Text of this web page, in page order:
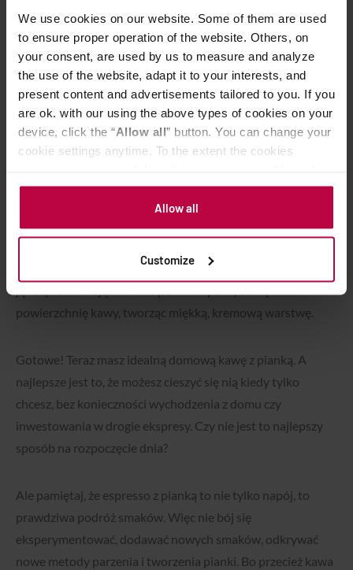
We use cookies on our website. Some of them are used
to ensure proper operation of the website. Others, on
your consent, are used by us to measure and analyze
the use of the website, adapt it to your interests, and
present content and advertisements tailored to you. If you
are ok. with our using the above types of cookies on your
device, click the “Allow all” button. You can change your
cookie settings anytime. To the extent the cookies
the controller’s (namely, ALL GOOD S.A., ul.
Mazowiecka 24I/U9, 78-100 Kołobrzeg) or third parties’
legitimate interests which are to ensure a high quality of
activities of the controller and authorized entities. More
information about cookies and the personal data
processing, including your rights, can be found in the
Privacy Policy.
Allow all
Customize
połączyć espresso z pianką?
połączyć te dwa elementy. Nałóż piankę na kawę, delikatnie
powierzchnię kawy, tworząc miękką, kremową warstwę.
Gotowe! Teraz masz idealną domową kawę z pianką. A
najlepsze jest to, że możesz cieszyć się nią kiedy tylko
chcesz, bez konieczności wychodzenia z domu czy
inwestowania w drogie ekspresy. Czy nie jest to najlepszy
sposób na rozpoczęcie dnia?
Ale pamiętaj, że espresso z pianką to nie tylko napój, to
prawdziwa podróż smaków. Więc nie bój się
eksperymentować, dodawać nowych smaków, odkrywać
nowe metody parzenia i tworzenia pianki. Bo przecież kawa